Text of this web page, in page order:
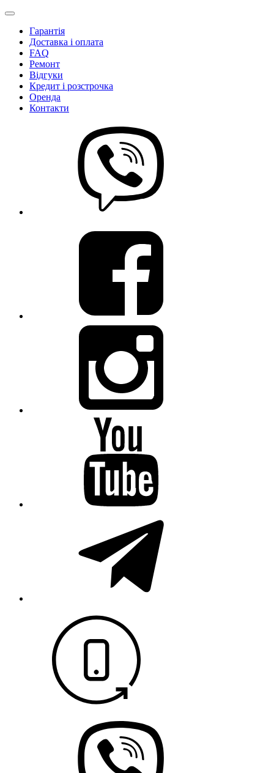
Гарантія
Доставка і оплата
FAQ
Ремонт
Відгуки
Кредит і розстрочка
Оренда
Контакти